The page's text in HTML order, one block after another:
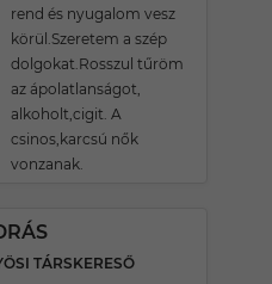
rend és nyugalom vesz
körül.Szeretem a szép
dolgokat.Rosszul tűröm
az ápolatlanságot,
alkoholt,cigit. A
csinos,karcsú nők
vonzanak.
TÁRSKERESŐ